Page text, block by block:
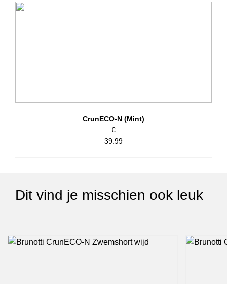
CrunECO-N (Mint)
€
39.99
Dit vind je misschien ook leuk